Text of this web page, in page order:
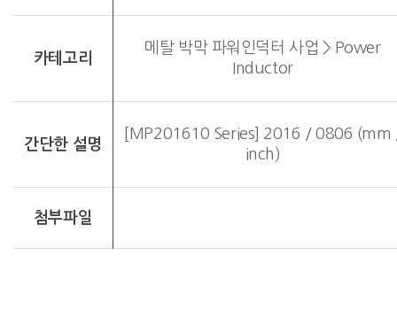
카테고리
메탈 박막 파워인덕터 사업 > Power
Inductor
간단한 설명
[MP201610 Series] 2016 / 0806 (mm
inch)
첨부파일